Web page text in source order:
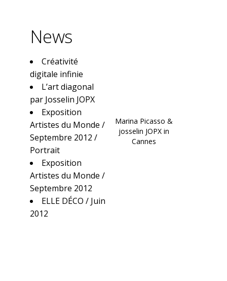
News
Créativité
digitale infinie
L’art diagonal
par Josselin JOPX
Exposition
Artistes du Monde /
Septembre 2012 /
Portrait
Exposition
Artistes du Monde /
Septembre 2012
ELLE DÉCO / Juin
2012
Marina Picasso &
josselin JOPX in
Cannes